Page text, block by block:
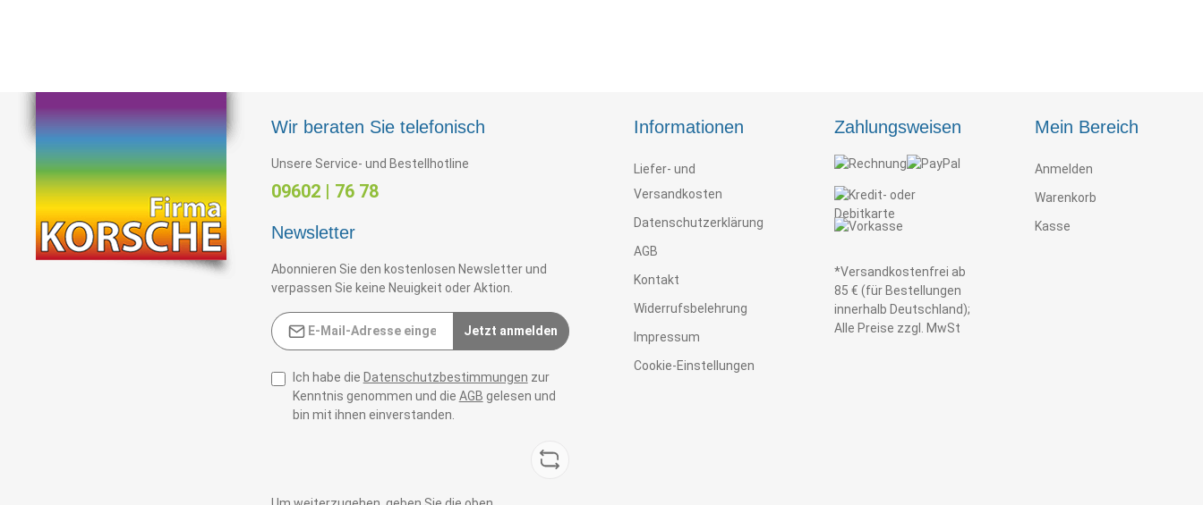
Wir beraten Sie telefonisch
Unsere Service- und Bestellhotline
09602 | 76 78
Newsletter
Abonnieren Sie den kostenlosen Newsletter und
verpassen Sie keine Neuigkeit oder Aktion.
E-Mail-Adresse*
Jetzt anmelden
Ich habe die Datenschutzbestimmungen zur
Kenntnis genommen und die AGB gelesen und
bin mit ihnen einverstanden.
Informationen
Liefer- und
Versandkosten
Datenschutzerklärung
AGB
Kontakt
Widerrufsbelehrung
Impressum
Cookie-Einstellungen
Zahlungsweisen
*Versandkostenfrei ab
85 € (für Bestellungen
innerhalb Deutschland);
Alle Preise zzgl. MwSt
Mein Bereich
Anmelden
Warenkorb
Kasse